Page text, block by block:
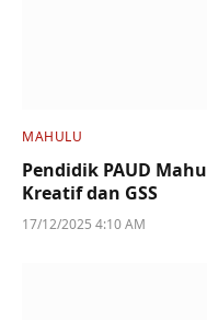
MAHULU
Pendidik PAUD
Kreatif dan GSS
17/12/2025 4:10 AM